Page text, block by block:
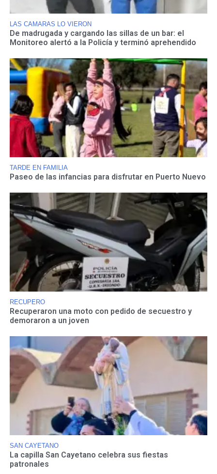
LAS CAMARAS LO VIERON
De madrugada y cargando las sillas de un bar: el
Monitoreo alertó a la Policía y terminó aprehendido
TARDE EN FAMILIA
Paseo de las infancias para disfrutar en Puerto Nuevo
RECUPERO
Recuperaron una moto con pedido de secuestro y
demoraron a un joven
SAN CAYETANO
La capilla San Cayetano celebra sus fiestas
patronales